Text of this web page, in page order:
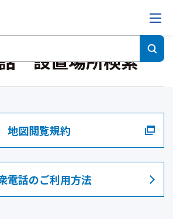
設置場所検索
地図閲覧規約
電話のご利用方法